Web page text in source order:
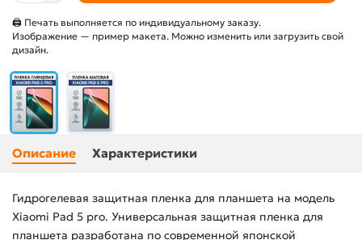
🖨 Печать выполняется по индивидуальному заказу.
Изображение — пример макета. Можно изменить или загрузить свой
дизайн.
Описание Характеристики
Гидрогелевая защитная пленка для планшета на модель
Xiaomi Pad 5 pro. Универсальная защитная пленка для
планшета разработана по современной японской